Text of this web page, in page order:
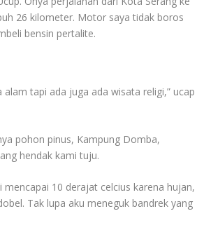
26 kilometer. Motor saya tidak boros
bensin pertalite.
tapi ada juga ada wisata religi,” ucap
pohon pinus, Kampung Domba,
hendak kami tuju.
mencapai 10 derajat celcius karena hujan,
Tak lupa aku meneguk bandrek yang